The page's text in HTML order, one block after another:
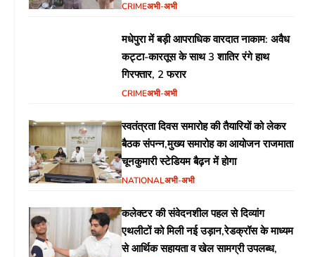
CRIMEअभी-अभी
मधेपुरा में बड़ी आपराधिक वारदात नाकाम: अवैध
कट्टा-कारतूस के साथ 3 शातिर रंगे हाथ
गिरफ्तार, 2 फरार
CRIMEअभी-अभी
स्वतंत्रता दिवस समारोह की तैयारियों को लेकर
बैठक संपन्न,मुख्य समारोह का आयोजन राजमाता
चूनकुमारी स्टेडियम बैढ़न में होगा
NATIONALअभी-अभी
कलेक्टर की संवेदनशील पहल से दिव्यांग
एथलीटों को मिली नई उड़ान,रेडक्रॉस के माध्यम
से आर्थिक सहायता व खेल सामग्री उपलब्ध,